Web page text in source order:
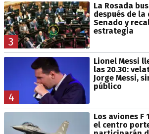
3
La Rosada
después de
Senado y
estrategia
4
Lionel Messi
las 20.30:
Jorge Messi,
público
Los aviones F
el centro